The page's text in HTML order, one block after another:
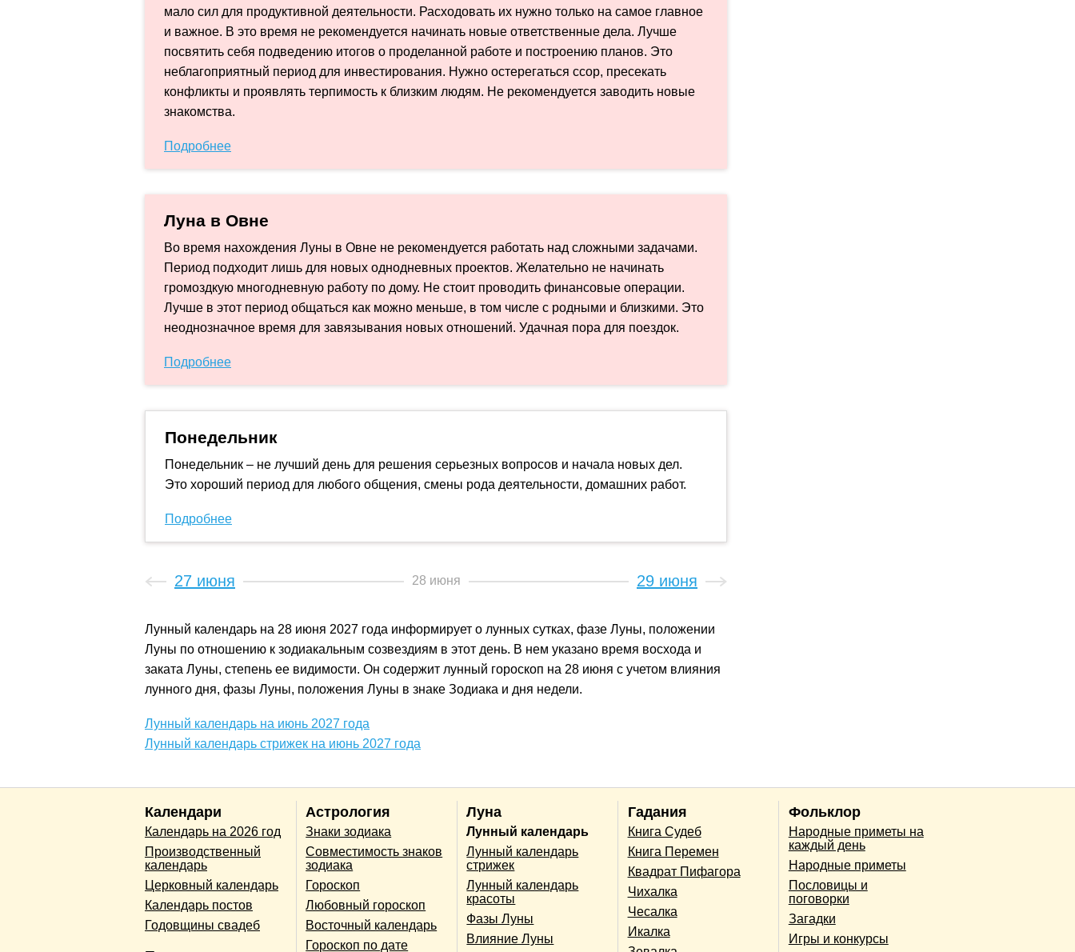
мало сил для продуктивной деятельности. Расходовать их нужно только на самое главное
и важное. В это время не рекомендуется начинать новые ответственные дела. Лучше
посвятить себя подведению итогов о проделанной работе и построению планов. Это
неблагоприятный период для инвестирования. Нужно остерегаться ссор, пресекать
конфликты и проявлять терпимость к близким людям. Не рекомендуется заводить новые
знакомства.
Подробнее
Луна в Овне
Во время нахождения Луны в Овне не рекомендуется работать над сложными задачами.
Период подходит лишь для новых однодневных проектов. Желательно не начинать
громоздкую многодневную работу по дому. Не стоит проводить финансовые операции.
Лучше в этот период общаться как можно меньше, в том числе с родными и близкими. Это
неоднозначное время для завязывания новых отношений. Удачная пора для поездок.
Подробнее
Понедельник
Понедельник – не лучший день для решения серьезных вопросов и начала новых дел.
Это хороший период для любого общения, смены рода деятельности, домашних работ.
Подробнее
27 июня 28 июня 29 июня
Лунный календарь на 28 июня 2027 года информирует о лунных сутках, фазе Луны, положении
Луны по отношению к зодиакальным созвездиям в этот день. В нем указано время восхода и
заката Луны, степень ее видимости. Он содержит лунный гороскоп на 28 июня с учетом влияния
лунного дня, фазы Луны, положения Луны в знаке Зодиака и дня недели.
Лунный календарь на июнь 2027 года
Лунный календарь стрижек на июнь 2027 года
Календари
Календарь на 2026 год
Производственный
календарь
Церковный календарь
Календарь постов
Годовщины свадеб
Астрология
Знаки зодиака
Совместимость знаков
зодиака
Гороскоп
Любовный гороскоп
Восточный календарь
Гороскоп по дате
Луна
Лунный календарь
Лунный календарь
стрижек
Лунный календарь
красоты
Фазы Луны
Влияние Луны
Гадания
Книга Судеб
Книга Перемен
Квадрат Пифагора
Чихалка
Чесалка
Икалка
Фольклор
Народные приметы на
каждый день
Народные приметы
Пословицы и
поговорки
Загадки
Игры и конкурсы